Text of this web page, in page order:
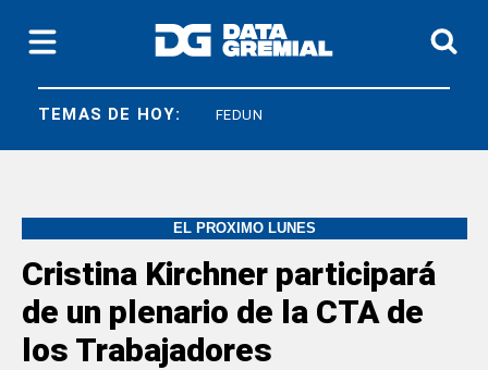
TEMAS DE HOY:
SICONARA FEDUN
EL PRÓXIMO LUNES
Cristina Kirchner participará
de un plenario de la CTA de
los Trabajadores